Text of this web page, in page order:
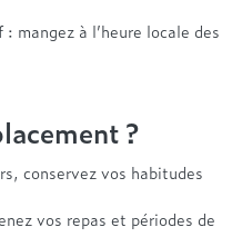
mangez à l’heure locale des
?
conservez vos habitudes
vos repas et périodes de